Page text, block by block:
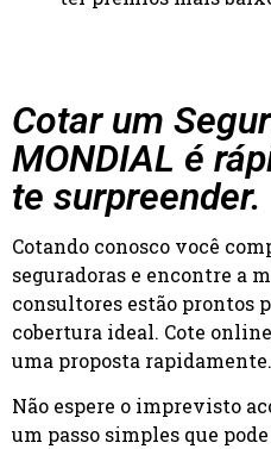
Cotar um
MONDIAL é
te surpreender.
Cotando conosco você
seguradoras e encontre a
consultores estão prontos
cobertura ideal. Cote
uma proposta rapidamente.
Não espere o imprevisto
um passo simples que